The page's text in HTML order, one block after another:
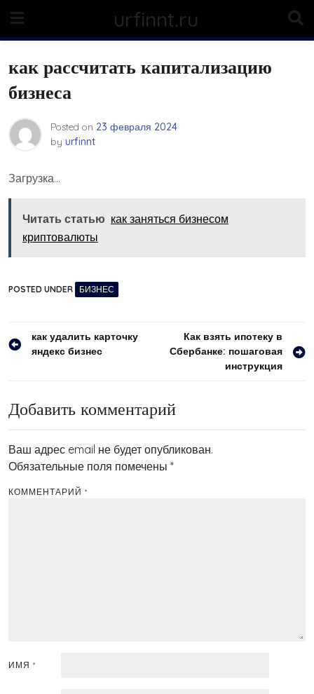
content
urfinnt.ru
как рассчитать капитализацию
бизнеса
Posted on 23 февраля 2024
by urfinnt
Загрузка…
Читать статью как заняться бизнесом
криптовалюты
POSTED UNDER БИЗНЕС
Навигация
как удалить карточку
яндекс бизнес
Как взять ипотеку в
Сбербанке: пошаговая
инструкция
Добавить комментарий
Ваш адрес email не будет опубликован.
Обязательные поля помечены *
КОММЕНТАРИЙ *
ИМЯ *